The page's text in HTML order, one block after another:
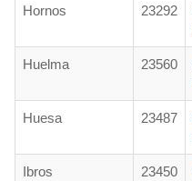
Hornos 23292
Huelma 23560
Huesa 23487
Ibros 23450